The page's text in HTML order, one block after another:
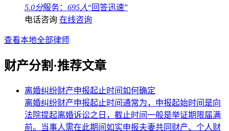
5.0分服务： 695人“回答迅速”
电话咨询 在线咨询
查看本地全部律师
财产分割·推荐文章
离婚纠纷财产申报起止时间如何确定
离婚纠纷财产申报起止时间通常为，申报起始时间是向
法院提起离婚诉讼之日，截止时间一般是举证期限届满
前。当事人需在此期间如实申报夫妻共同财产、个人财